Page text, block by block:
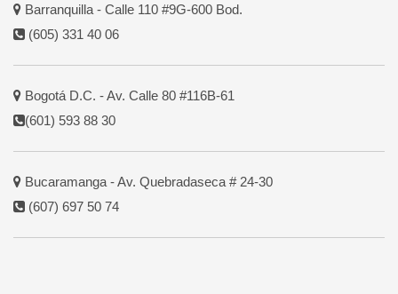
Barranquilla - Calle 110 #9G-600 Bod.
(605) 331 40 06
Bogotá D.C. - Av. Calle 80 #116B-61
(601) 593 88 30
Bucaramanga - Av. Quebradaseca # 24-30
(607) 697 50 74